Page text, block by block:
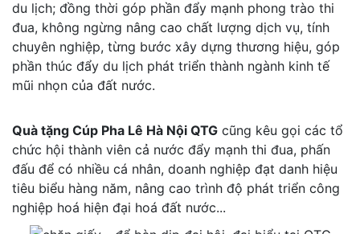
du lịch; đồng thời góp phần đẩy mạnh phong trào thi
đua, không ngừng nâng cao chất lượng dịch vụ, tính
chuyên nghiệp, từng bước xây dựng thương hiệu, góp
phần thúc đẩy du lịch phát triển thành ngành kinh tế
mũi nhọn của đất nước.
Quà tặng Cúp Pha Lê Hà Nội QTG cũng kêu gọi các tổ
chức hội thành viên cả nước đẩy mạnh thi đua, phấn
đấu để có nhiều cá nhân, doanh nghiệp đạt danh hiệu
tiêu biểu hàng năm, nâng cao trình độ phát triển công
nghiệp hoá hiện đại hoá đất nước...